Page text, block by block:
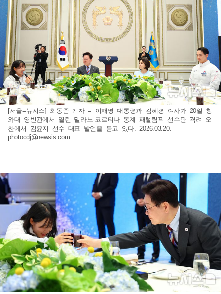
[서울=뉴시스] 최동준 기자 = 이재명 대통령과 김혜경 여사가 20일 청
와대 영빈관에서 열린 밀라노-코르티나 동계 패럴림픽 선수단 격려 오
찬에서 김윤지 선수 대표 발언을 듣고 있다. 2026.03.20.
photocdj@newsis.com